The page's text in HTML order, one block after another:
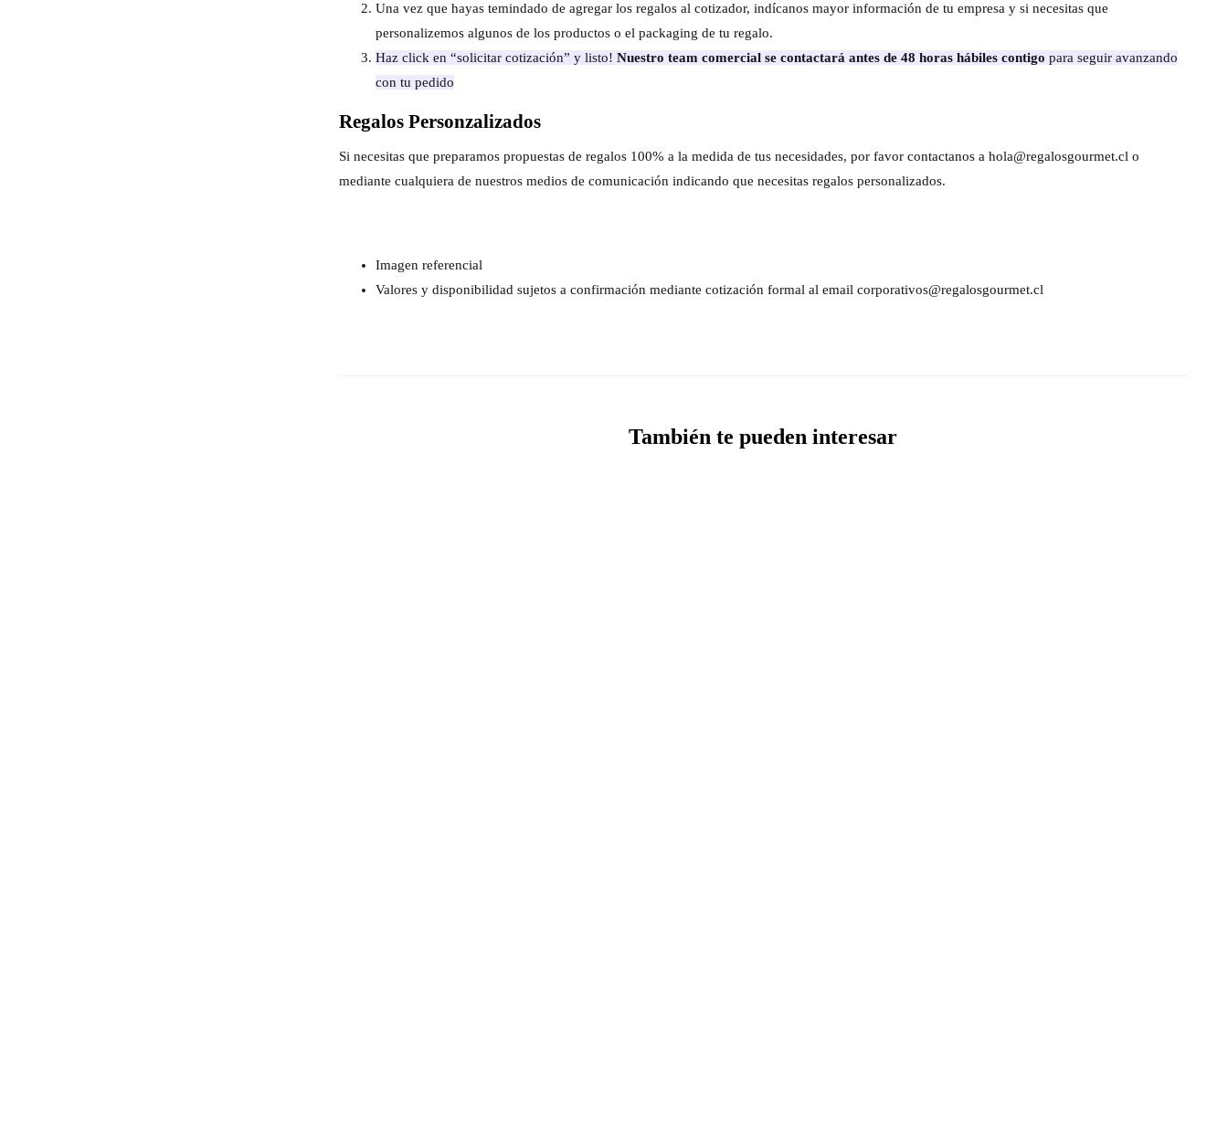
Una vez que hayas temindado de agregar los regalos al cotizador, indícanos mayor información de tu empresa y si necesitas que
personalizemos algunos de los productos o el packaging de tu regalo.
Haz click en “solicitar cotización” y listo! Nuestro team comercial se contactará antes de 48 horas hábiles contigo para seguir avanzando
con tu pedido
Regalos Personzalizados
Si necesitas que preparamos propuestas de regalos 100% a la medida de tus necesidades, por favor contactanos a hola@regalosgourmet.cl o
mediante cualquiera de nuestros medios de comunicación indicando que necesitas regalos personalizados.
Imagen referencial
Valores y disponibilidad sujetos a confirmación mediante cotización formal al email corporativos@regalosgourmet.cl
También te pueden interesar